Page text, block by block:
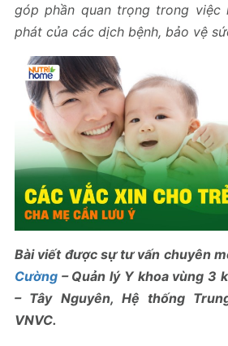
góp phần quan trọng trong việc
phát của các dịch bệnh, bảo vệ
Bài viết được sự tư vấn chuyên
Cường – Quản lý Y khoa vùng 3
– Tây Nguyên, Hệ thống
VNVC.